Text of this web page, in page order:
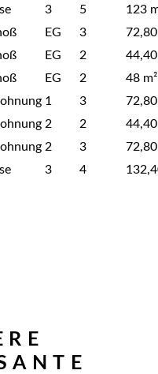
3 5
123
EG 3
72,80
EG 2
44,40
EG 2
48 m²
1 3
72,80
2 2
44,40
2 3
72,80
3 4